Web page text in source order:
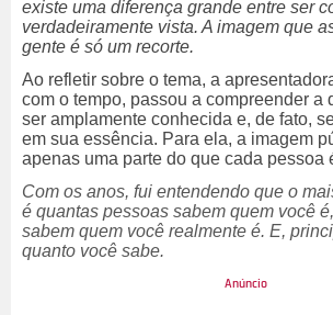
existe uma diferença grande entre ser
verdadeiramente vista. A imagem que
gente é só um recorte.
Ao refletir sobre o tema, a
com o tempo, passou a compreender a
ser amplamente conhecida e, de fato,
em sua essência. Para ela, a imagem
apenas uma parte do que cada pessoa
Com os anos, fui entendendo que o
é quantas pessoas sabem quem você
sabem quem você realmente é. E,
quanto você sabe.